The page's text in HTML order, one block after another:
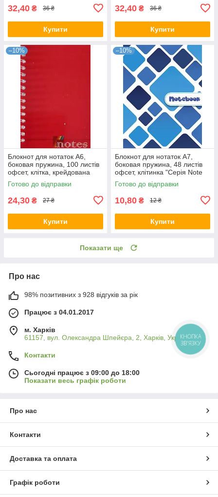
32,40 ₴ 36 ₴
Купити
32,40 ₴ 36 ₴
Купити
–10%
Блокнот для нотаток А6,
боковая пружина, 100 листів
офсет, клітка, крейдована
обкладинка м'яка "Серія
Офіс" Ц355078У KNZ
Готово до відправки
24,30 ₴ 27 ₴
Купити
–10%
Блокнот для нотаток А7,
боковая пружина, 48 листів
офсет, клітинка "Серія Note
book", обкладинка м'яка
Ц355024У KNZ
Готово до відправки
10,80 ₴ 12 ₴
Купити
Показати ще
Про нас
98% позитивних з 928 відгуків за рік
Працює з 04.01.2017
м. Харків
61157, вул. Олександра Шпейєра, 2, Харків, Україна
Контакти
Сьогодні працює з 09:00 до 18:00
Показати весь графік роботи
Про нас
Контакти
Доставка та оплата
Графік роботи
КНОПКА
ЗВ'ЯЗКУ